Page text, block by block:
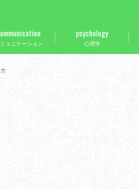
ュニケーション 心理学
psychology